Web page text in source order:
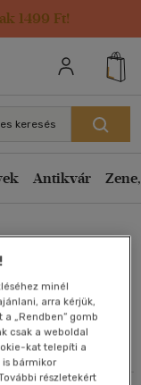
1499 Ft!
keresés
Antikvár
minél
arra kérjük,
„Rendben” gomb
csak a weboldal
kat telepíti a
bármikor
részletekért